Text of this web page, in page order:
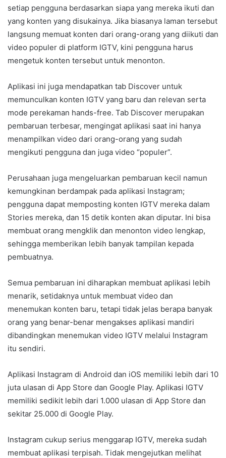
setiap pengguna berdasarkan siapa yang mereka ikuti dan
yang konten yang disukainya. Jika biasanya laman tersebut
langsung memuat konten dari orang-orang yang diikuti dan
video populer di platform IGTV, kini pengguna harus
mengetuk konten tersebut untuk menonton.
Aplikasi ini juga mendapatkan tab Discover untuk
memunculkan konten IGTV yang baru dan relevan serta
mode perekaman hands-free. Tab Discover merupakan
pembaruan terbesar, mengingat aplikasi saat ini hanya
menampilkan video dari orang-orang yang sudah
mengikuti pengguna dan juga video “populer”.
Perusahaan juga mengeluarkan pembaruan kecil namun
kemungkinan berdampak pada aplikasi Instagram;
pengguna dapat memposting konten IGTV mereka dalam
Stories mereka, dan 15 detik konten akan diputar. Ini bisa
membuat orang mengklik dan menonton video lengkap,
sehingga memberikan lebih banyak tampilan kepada
pembuatnya.
Semua pembaruan ini diharapkan membuat aplikasi lebih
menarik, setidaknya untuk membuat video dan
menemukan konten baru, tetapi tidak jelas berapa banyak
orang yang benar-benar mengakses aplikasi mandiri
dibandingkan menemukan video IGTV melalui Instagram
itu sendiri.
Aplikasi Instagram di Android dan iOS memiliki lebih dari 10
juta ulasan di App Store dan Google Play. Aplikasi IGTV
memiliki sedikit lebih dari 1.000 ulasan di App Store dan
sekitar 25.000 di Google Play.
Instagram cukup serius menggarap IGTV, mereka sudah
membuat aplikasi terpisah. Tidak mengejutkan melihat